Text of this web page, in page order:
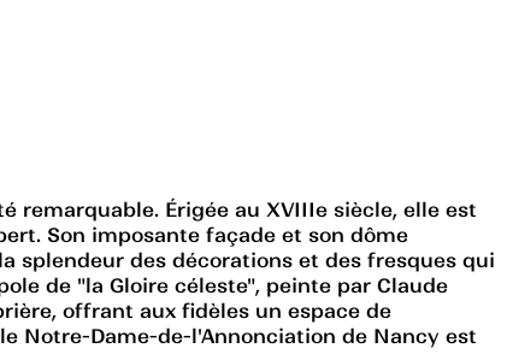
remarquable. Érigée au XVIIIe siècle, elle est
Son imposante façade et son dôme
splendeur des décorations et des fresques qui
de "la Gloire céleste", peinte par Claude
offrant aux fidèles un espace de
Notre-Dame-de-l'Annonciation de Nancy est